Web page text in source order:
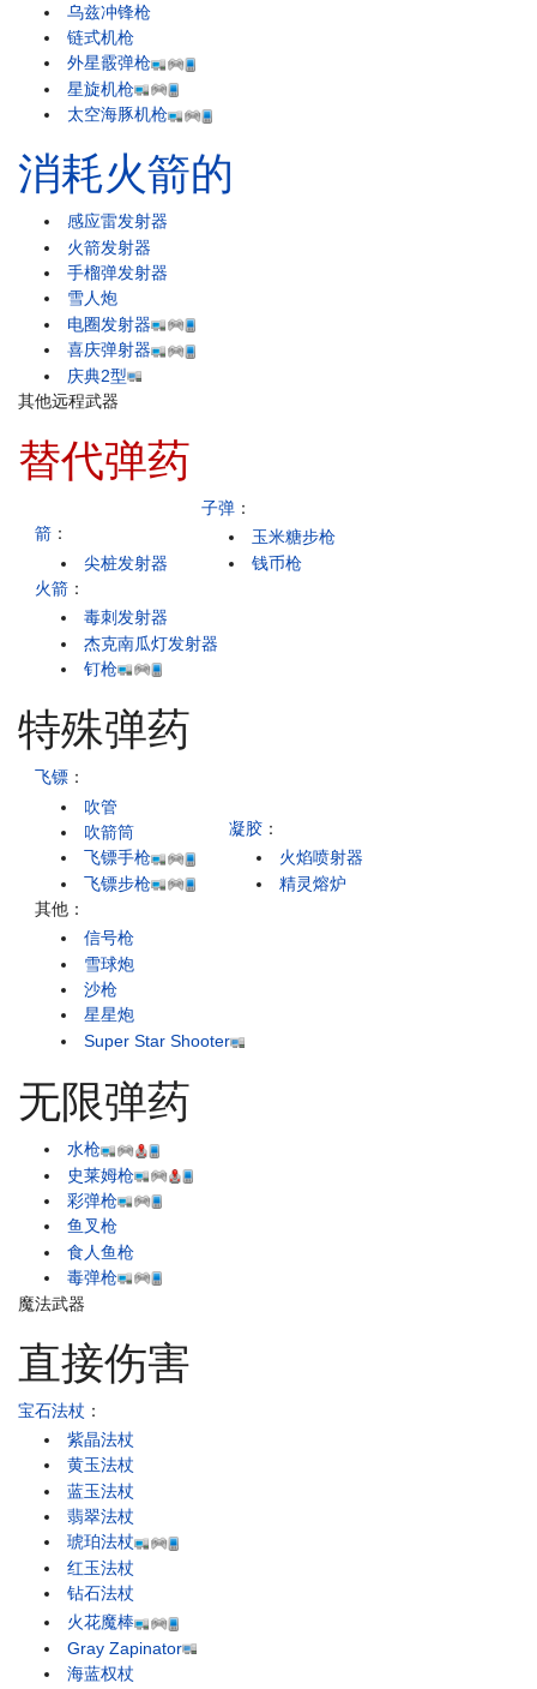
乌兹冲锋枪
链式机枪
外星霰弹枪
星旋机枪
太空海豚机枪
消耗火箭的
感应雷发射器
火箭发射器
手榴弹发射器
雪人炮
电圈发射器
喜庆弹射器
庆典2型
其他远程武器
替代弹药
箭 ：
尖桩发射器
子弹 ：
玉米糖步枪
钱币枪
火箭 ：
毒刺发射器
杰克南瓜灯发射器
钉枪
特殊弹药
飞镖 ：
吹管
吹箭筒
飞镖手枪
飞镖步枪
凝胶 ：
火焰喷射器
精灵熔炉
其他：
信号枪
雪球炮
沙枪
星星炮
Super Star Shooter
无限弹药
水枪
史莱姆枪
彩弹枪
鱼叉枪
食人鱼枪
毒弹枪
魔法武器
直接伤害
宝石法杖 ：
紫晶法杖
黄玉法杖
蓝玉法杖
翡翠法杖
琥珀法杖
红玉法杖
钻石法杖
火花魔棒
Gray Zapinator
海蓝权杖